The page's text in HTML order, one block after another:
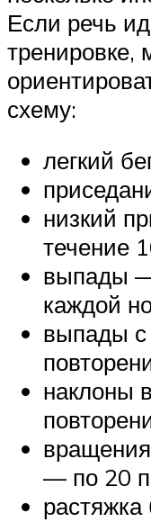
Если речь
тренировке,
схему:
легкий
низкий
течение
выпады
каждой
выпады
наклоны
— по 20